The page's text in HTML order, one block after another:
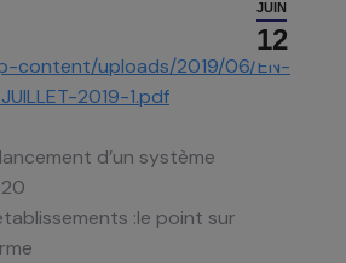
JUIN
12
content/uploads/2019/06/EN-
2019-1.pdf
d’un système
:le point sur